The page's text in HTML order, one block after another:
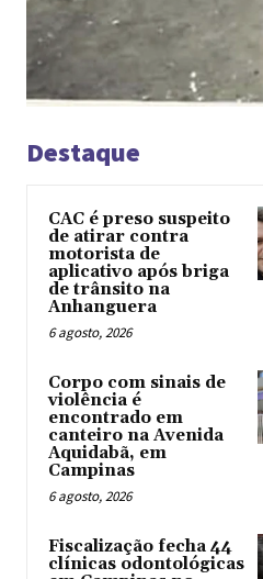
Destaque
CAC é preso suspeito
de atirar contra
motorista de
aplicativo após briga
de trânsito na
Anhanguera
6 agosto, 2026
Corpo com sinais de
violência é
encontrado em
canteiro na Avenida
Aquidabã, em
Campinas
6 agosto, 2026
Fiscalização fecha 44
clínicas odontológicas